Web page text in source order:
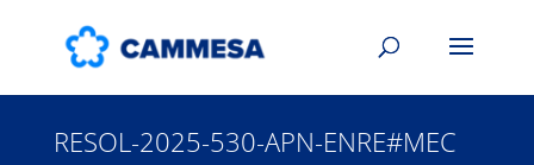
RESOL-2025-530-APN-ENRE#MEC